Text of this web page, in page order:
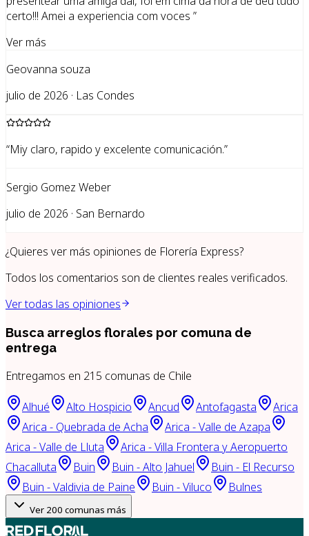
certo!!! Amei a experiencia com voces ”
Ver más
Geovanna souza
julio de 2026 · Las Condes
“Miy claro, rapido y excelente comunicación.”
Sergio Gomez Weber
julio de 2026 · San Bernardo
¿Quieres ver más opiniones de Florería Express?
Todos los comentarios son de clientes reales verificados.
Ver todas las opiniones
Busca arreglos florales por comuna de
entrega
Entregamos en 215 comunas de Chile
Alhué Alto Hospicio Ancud Antofagasta
Arica
Arica - Quebrada de Acha
Arica - Valle de Azapa
Arica - Valle de Lluta
Arica - Villa Frontera y Aeropuerto
Chacalluta
Buin Buin - Alto Jahuel
Buin - El Recurso
Buin - Valdivia de Paine
Buin - Viluco Bulnes
Ver 200 comunas más